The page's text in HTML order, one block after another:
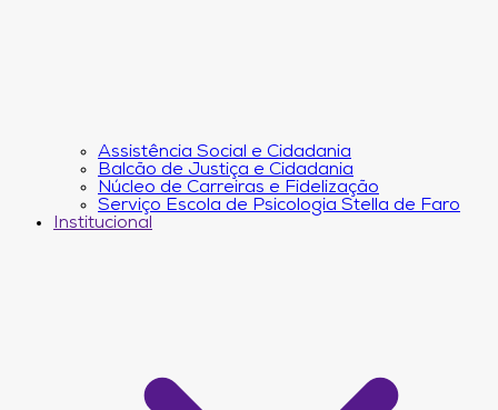
Assistência Social e Cidadania
Balcão de Justiça e Cidadania
Núcleo de Carreiras e Fidelização
Serviço Escola de Psicologia Stella de Faro
Institucional